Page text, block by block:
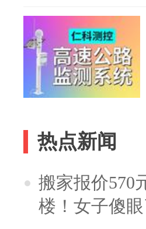
热点新闻
搬家报价570
楼！女子傻